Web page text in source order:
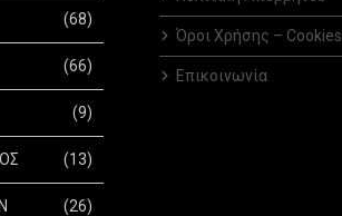
(68)
(66)
(9)
(13)
(26)
Όροι Χρήσης – Cookies
Επικοινωνία